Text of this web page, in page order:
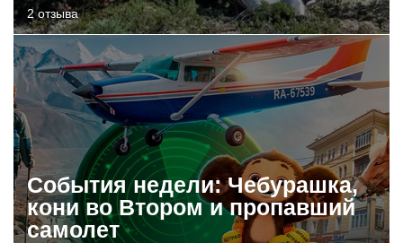
2 отзыва
События недели: Чебурашка,
кони во Втором и пропавший
самолет